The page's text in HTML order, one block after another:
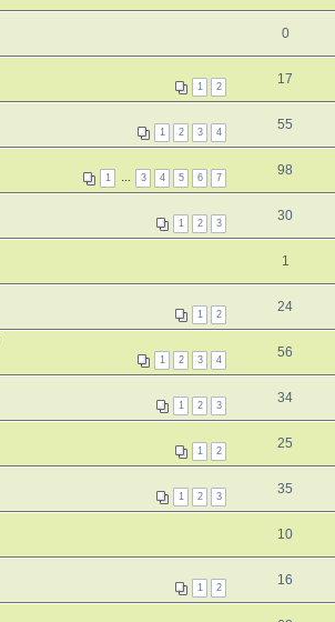
0
1 2 17
1 2 3 4 55
1 … 3 4 5 6 7 98
1 2 3 30
1
1 2 24
1 2 3 4 56
1 2 3 34
1 2 25
1 2 3 35
10
1 2 16